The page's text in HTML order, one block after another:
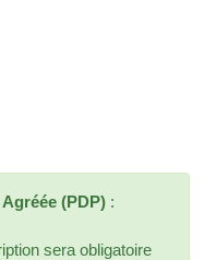
(PDP) :
sera obligatoire